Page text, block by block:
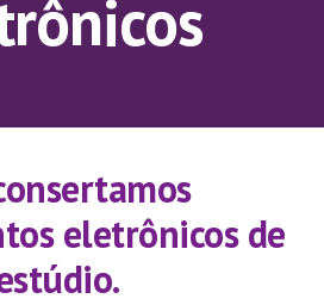
eletrônicos de